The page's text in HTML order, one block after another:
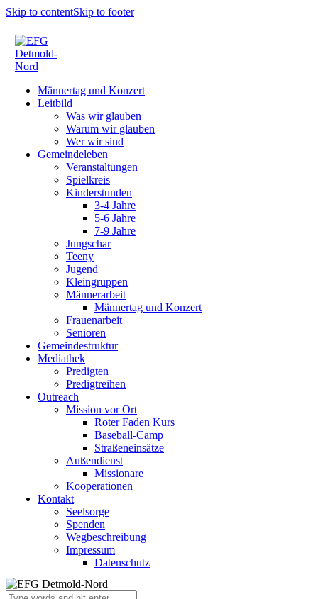
Skip to contentSkip to footer
Männertag und Konzert
Leitbild
Was wir glauben
Warum wir glauben
Wer wir sind
Gemeindeleben
Veranstaltungen
Spielkreis
Kinderstunden
3-4 Jahre
5-6 Jahre
7-9 Jahre
Jungschar
Teeny
Jugend
Kleingruppen
Männerarbeit
Männertag und Konzert
Frauenarbeit
Senioren
Gemeindestruktur
Mediathek
Predigten
Predigtreihen
Outreach
Mission vor Ort
Roter Faden Kurs
Baseball-Camp
Straßeneinsätze
Außendienst
Missionare
Kooperationen
Kontakt
Seelsorge
Spenden
Wegbeschreibung
Impressum
Datenschutz